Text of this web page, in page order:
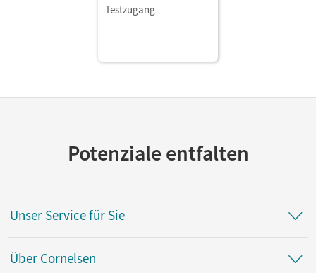
Testzugang
Potenziale entfalten
Unser Service für Sie
Über Cornelsen